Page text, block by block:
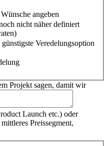
angeben
nicht näher definiert
Veredelungsoption
Projekt sagen, damit wir
Launch etc.) oder
Preissegment,